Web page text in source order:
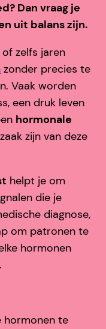
Dan vraag je
uit balans zijn.
zelfs jaren
zonder precies te
Vaak worden
een druk leven
hormonale
zijn van deze
helpt je om
die je
diagnose,
om patronen te
hormonen
hormonen te